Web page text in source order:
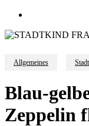
Allgemeines Stadt
Blau-
Zeppelin